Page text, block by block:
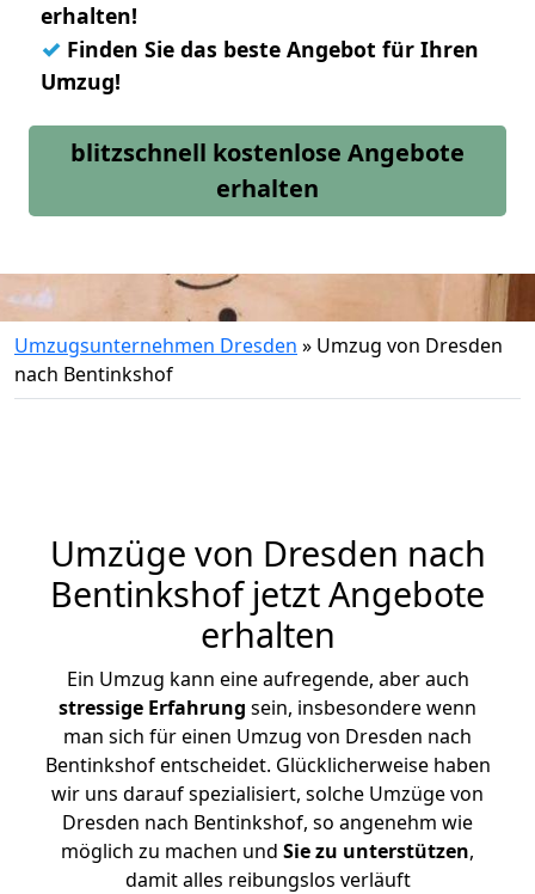
erhalten!
✓ Finden Sie das beste Angebot für Ihren
Umzug!
blitzschnell kostenlose Angebote
erhalten
Umzugsunternehmen Dresden » Umzug von Dresden
nach Bentinkshof
Umzüge von Dresden nach
Bentinkshof jetzt Angebote
erhalten
Ein Umzug kann eine aufregende, aber auch
stressige Erfahrung sein, insbesondere wenn
man sich für einen Umzug von Dresden nach
Bentinkshof entscheidet. Glücklicherweise haben
wir uns darauf spezialisiert, solche Umzüge von
Dresden nach Bentinkshof, so angenehm wie
möglich zu machen und Sie zu unterstützen,
damit alles reibungslos verläuft